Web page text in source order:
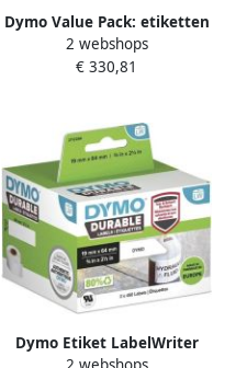
Dymo Value Pack: etiketten
LabelWriter ft 57 x 32 mm
verwijderbaar wit doos van
2 webshops
€ 330,81
Dymo Etiket LabelWriter